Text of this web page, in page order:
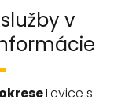
v
Levice s